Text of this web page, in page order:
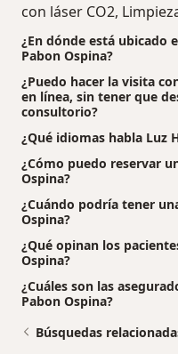
con láser CO2,
¿En dónde está ubicado
Pabon Ospina?
¿Puedo hacer la visita
en línea, sin tener que
consultorio?
¿Qué idiomas habla Luz
¿Cómo puedo reservar
Ospina?
¿Cuándo podría tener
Ospina?
¿Qué opinan los
Ospina?
¿Cuáles son las
Pabon Ospina?
Búsquedas